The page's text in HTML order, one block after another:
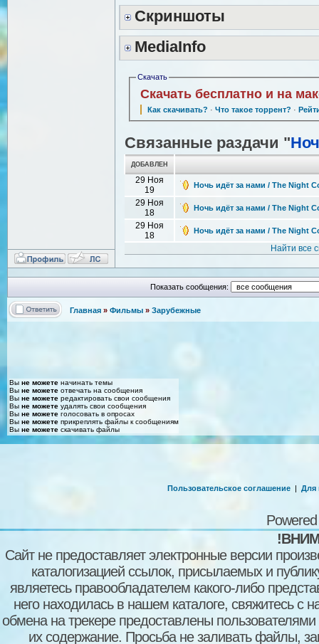
Скриншоты
MediaInfo
Скачать
Скачать бесплатно и на
Как скачивать? · Что такое торрент? ·
Связанные раздачи "
ДОБАВЛЕН
29 Ноя
19
Ночь идёт за нами / The Night
29 Ноя
18
Ночь идёт за нами / The Night
29 Ноя
18
Ночь идёт за нами / The Night
Найти все
Показать сообщения:
Главная » Фильмы » Зарубежные
Вы не можете начинать темы
Вы не можете отвечать на сообщения
Вы не можете редактировать свои сообщения
Вы не можете удалять свои сообщения
Вы не можете голосовать в опросах
Вы не можете прикреплять файлы к сообщениям
Вы не можете скачивать файлы
Пользовательское соглашение | Для
Сайт не предоставляет электронные версии
каталогизацией ссылок, присылаемых и
являетесь правообладателем какого-либо
него находилась в нашем каталоге, свяжитесь
обмена на трекере предоставлены пользователями
их содержание. Просьба не заливать файлы,